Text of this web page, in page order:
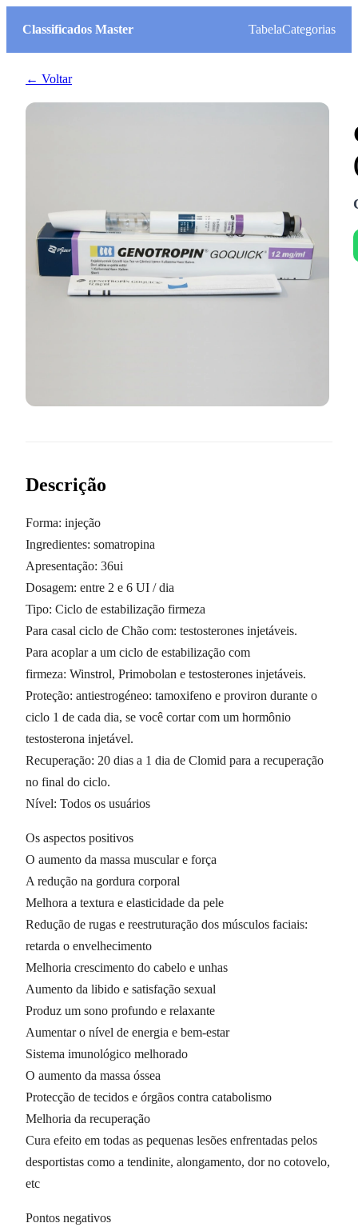
Classificados Master TabelaCategorias
← Voltar
Descrição
Forma: injeção
Ingredientes: somatropina
Apresentação: 36ui
Dosagem: entre 2 e 6 UI / dia
Tipo: Ciclo de estabilização firmeza
Para casal ciclo de Chão com: testosterones injetáveis.
Para acoplar a um ciclo de estabilização com
firmeza: Winstrol, Primobolan e testosterones injetáveis.
Proteção: antiestrogéneo: tamoxifeno e proviron durante o
ciclo 1 de cada dia, se você cortar com um hormônio
testosterona injetável.
Recuperação: 20 dias a 1 dia de Clomid para a recuperação
no final do ciclo.
Nível: Todos os usuários
Os aspectos positivos
O aumento da massa muscular e força
A redução na gordura corporal
Melhora a textura e elasticidade da pele
Redução de rugas e reestruturação dos músculos faciais:
retarda o envelhecimento
Melhoria crescimento do cabelo e unhas
Aumento da libido e satisfação sexual
Produz um sono profundo e relaxante
Aumentar o nível de energia e bem-estar
Sistema imunológico melhorado
O aumento da massa óssea
Protecção de tecidos e órgãos contra catabolismo
Melhoria da recuperação
Cura efeito em todas as pequenas lesões enfrentadas pelos
desportistas como a tendinite, alongamento, dor no cotovelo,
etc
Pontos negativos